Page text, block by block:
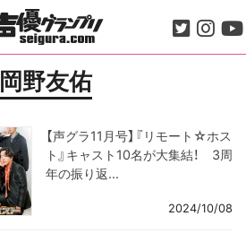
岡野友佑
【声グラ11月号】『リモート☆ホス
ト』キャスト10名が大集結！ 3周
年の振り返...
2024/10/08